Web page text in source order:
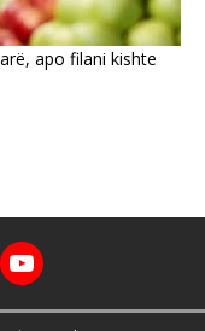
apo filani kishte